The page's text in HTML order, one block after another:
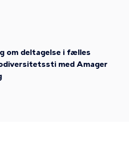
om deltagelse i fælles
med Amager